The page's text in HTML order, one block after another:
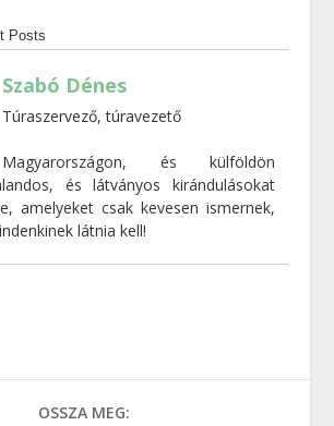
Posts
Szabó Dénes
Túraszervező, túravezető
Magyarországon, és külföldön
és látványos kirándulásokat
amelyeket csak kevesen ismernek,
látnia kell!
OSSZA MEG: